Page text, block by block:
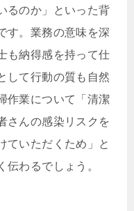
るのか」といった背
す。業務の意味を深
も納得感を持って仕
して行動の質も自然
作業について「清潔
さんの感染リスクを
ていただくため」と
わるでしょう。